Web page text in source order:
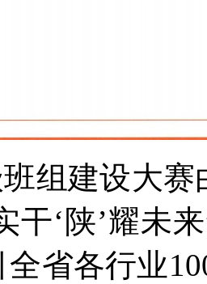
组建设大
干‘陕’耀未
全省各行业